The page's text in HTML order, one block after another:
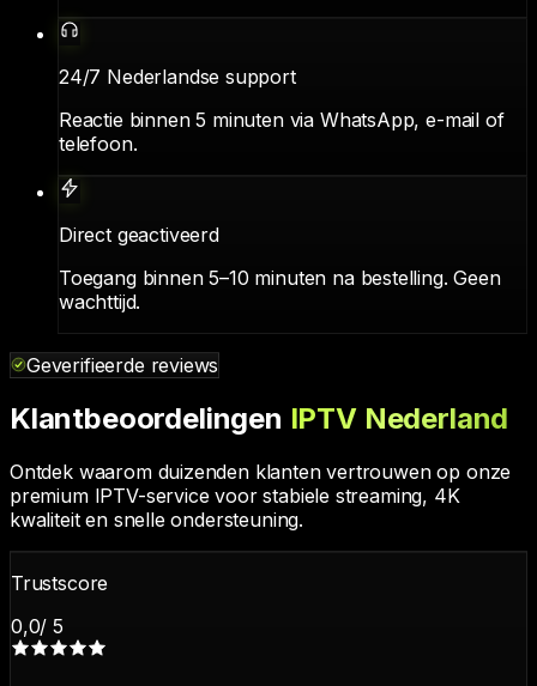
24/7 Nederlandse support
Reactie binnen 5 minuten via WhatsApp, e-mail of
telefoon.
Direct geactiveerd
Toegang binnen 5–10 minuten na bestelling. Geen
wachttijd.
Geverifieerde reviews
Klantbeoordelingen IPTV Nederland
Ontdek waarom duizenden klanten vertrouwen op onze
premium IPTV-service voor stabiele streaming, 4K
kwaliteit en snelle ondersteuning.
Trustscore
0,0/ 5